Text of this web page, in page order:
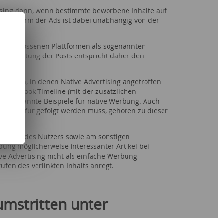
dann, wenn bestimmte beworbene Inhalte auf
Die Form der Ads ist dabei unabhängig von der
Plattformen als sogenannten
Gestaltung der Posts entspricht daher den
in denen Native Advertising angetroffen
Facebook-Timeline (mit der zusätzlichen
Beispiele für native Werbung. Auch
dafür gefolgt werden muss, gehören zu dieser
des Nutzers sowie am sonstigen
möglicherweise interessanter Artikel bei
Advertising nicht als einfache Werbung
des verlinkten Inhalts anregt.
unter